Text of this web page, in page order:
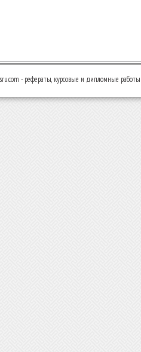
- рефераты, курсовые и дипломные работы